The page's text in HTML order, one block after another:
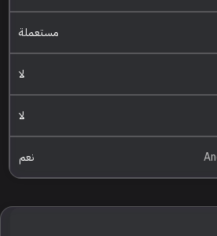
مستعملة
لا
لا
نعم